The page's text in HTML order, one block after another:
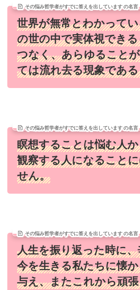
その悩み哲学者がすでに答えを出しています の名言
世界が無常とわかって
の世の中で実体視でき
つなく、あらゆること
ては流れ去る現象であ
その悩み哲学者がすでに答えを出しています の名言
瞑想することは悩む人
観察する人になること
せん。
その悩み哲学者がすでに答えを出しています の名言
人生を振り返った時に
今を生きる私たちに懐
与え、またこれから頑